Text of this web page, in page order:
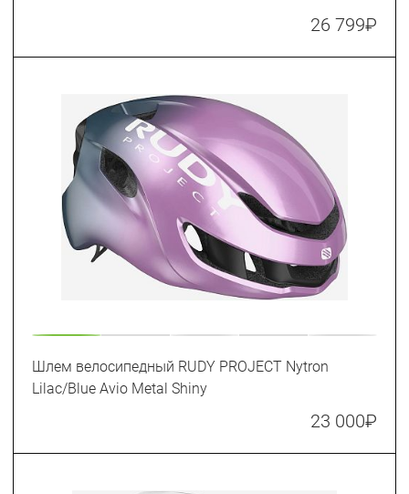
26 799₽
Шлем велосипедный RUDY PROJECT Nytron
Lilac/Blue Avio Metal Shiny
23 000₽